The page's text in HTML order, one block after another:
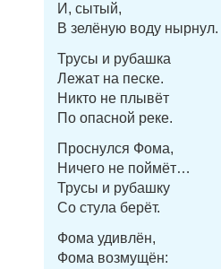
И, сытый,
В зелёную воду нырнул.
Трусы и рубашка
Лежат на песке.
Никто не плывёт
По опасной реке.
Проснулся Фома,
Ничего не поймёт…
Трусы и рубашку
Со стула берёт.
Фома удивлён,
Фома возмущён: